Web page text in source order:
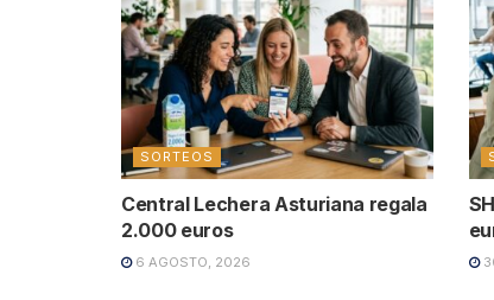
SORTEOS
Central Lechera Asturiana regala
2.000 euros
6 AGOSTO, 2026